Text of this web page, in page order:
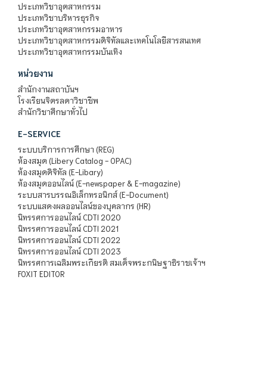
ประเภทวิชาอุตสาหกรรม
ประเภทวิชาบริหารธุรกิจ
ประเภทวิชาอุตสาหกรรมอาหาร
ประเภทวิชาอุตสาหกรรมดิจิทัลและเทคโนโลยีสารสนเทศ
ประเภทวิชาอุตสาหกรรมบันเทิง
หน่วยงาน
สำนักงานสถาบันฯ
โรงเรียนจิตรลดาวิชาชีพ
สำนักวิชาศึกษาทั่วไป
E-SERVICE
ระบบบริการการศึกษา (REG)
ห้องสมุด (Libery Catalog - OPAC)
ห้องสมุดดิจิทัล (E-Libary)
ห้องสมุดออนไลน์ (E-newspaper & E-magazine)
ระบบสารบรรณอิเล็กทรอนิกส์ (E-Document)
ระบบแสดงผลออนไลน์ของบุคลากร (HR)
นิทรรศการออนไลน์ CDTI 2020
นิทรรศการออนไลน์ CDTI 2021
นิทรรศการออนไลน์ CDTI 2022
นิทรรศการออนไลน์ CDTI 2023
นิทรรศการเฉลิมพระเกียรติ สมเด็จพระกนิษฐาธิราชเจ้าฯ
FOXIT EDITOR